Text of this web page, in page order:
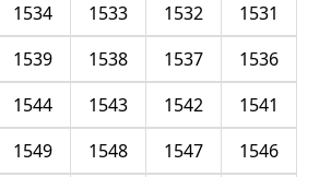
1531
1532
1533
1534
1536
1537
1538
1539
1541
1542
1543
1544
1546
1547
1548
1549